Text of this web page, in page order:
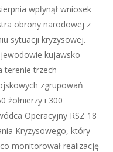
wpłynął wniosek
obrony narodowej z
sytuacji kryzysowej.
kujawsko-
terenie trzech
zgrupowań
żołnierzy i 300
Operacyjny RSZ 18
Kryzysowego, który
monitorował realizację